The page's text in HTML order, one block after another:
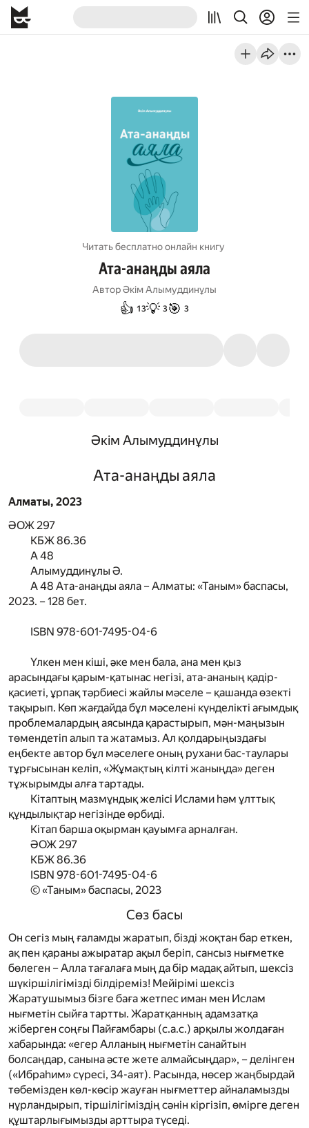
Читать бесплатно онлайн книгу
Ата-анаңды аяла
АвторӘкім Алымуддинұлы
👍 13💡 3🎯 3
Әкім Алымуддинұлы
Ата-анаңды аяла
Алматы, 2023
ӘОЖ 297
КБЖ 86.36
A 48
Алымуддинұлы Ә.
A 48 Ата-анаңды аяла – Алматы: «Таным» баспасы,
2023. – 128 бет.
ISBN 978-601-7495-04-6
Үлкен мен кіші, әке мен бала, ана мен қыз
арасындағы қарым-қатынас негізі, ата-ананың қадір-
қасиеті, ұрпақ тәрбиесі жайлы мәселе – қашанда өзекті
тақырып. Көп жағдайда бұл мәселені күнделікті ағымдық
проблемалардың аясында қарастырып, мән-маңызын
төмендетіп алып та жатамыз. Ал қолдарыңыздағы
еңбекте автор бұл мәселеге оның рухани бас-таулары
тұрғысынан келіп, «Жұмақтың кілті жаныңда» деген
тұжырымды алға тартады.
Кітаптың мазмұндық желісі Ислами һәм ұлттық
құндылықтар негізінде өрбиді.
Кітап барша оқырман қауымға арналған.
ӘОЖ 297
КБЖ 86.36
ISBN 978-601-7495-04-6
© «Таным» баспасы, 2023
Сөз басы
Он сегіз мың ғаламды жаратып, бізді жоқтан бар еткен,
ақ пен қараны ажыратар ақыл беріп, сансыз нығметке
бөлеген – Алла тағалаға мың да бір мадақ айтып, шексіз
шүкіршілігімізді білдіреміз! Мейірімі шексіз
Жаратушымыз бізге баға жетпес иман мен Ислам
нығметін сыйға тартты. Жаратқанның адамзатқа
жіберген соңғы Пайғамбары (с.а.с.) арқылы жолдаған
хабарында: «егер Алланың нығметін санайтын
болсаңдар, санына әсте жете алмайсыңдар», – делінген
(«Ибраһим» сүресі, 34-аят). Расында, нөсер жаңбырдай
төбемізден көл-көсір жауған нығметтер айналамызды
нұрландырып, тіршілігіміздің сәнін кіргізіп, өмірге деген
құштарлығымызды арттыра түседі.